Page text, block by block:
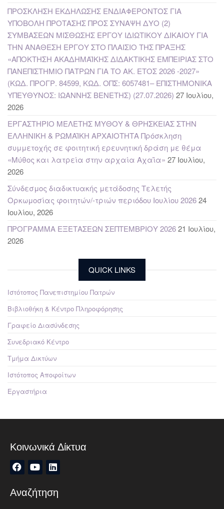
ΠΡΟΣΚΛΗΣΗ ΕΚΔΗΛΩΣΗΣ ΕΝΔΙΑΦΕΡΟΝΤΟΣ ΓΙΑ
ΥΠΟΒΟΛΗ ΠΡΟΤΑΣΗΣ ΠΡΟΣ ΣΥΝΑΨΗ ΔΥΟ (2)
ΣΥΜΒΑΣΕΩΝ ΜΙΣΘΩΣΗΣ ΕΡΓΟΥ ΙΔΙΩΤΙΚΟΥ ΔΙΚΑΙΟΥ ΓΙΑ
ΤΗΝ ΑΝΑΘΕΣΗ ΕΡΓΟΥ ΣΤΟ ΠΛΑΙΣΙΟ ΤΗΣ ΠΡΑΞΗΣ
«ΑΠΟΚΤΗΣΗ ΑΚΑΔΗΜΑΪΚΗΣ ΔΙΔΑΚΤΙΚΗΣ ΕΜΠΕΙΡΙΑΣ ΣΤΟ
ΠΑΝΕΠΙΣΤΗΜΙΟ ΠΑΤΡΩΝ ΓΙΑ ΤΟ ΑΚ. ΕΤΟΣ 2026 -2027»
(ΚΩΔ. ΠΡΟΓΡ. 84599, ΚΩΔ. ΟΠΣ: 6057481– ΕΠΙΣΤΗΜΟΝΙΚΑ
ΥΠΕΥΘΥΝΟΣ: ΙΩΑΝΝΗΣ ΒΕΝΕΤΗΣ) (27.07.2026) 27 Ιουλίου,
2026
ΕΡΓΑΣΤΗΡΙΟ ΜΕΛΕΤΗΣ ΜΥΘΟΥ & ΘΡΗΣΚΕΙΑΣ ΣΤΗΝ
ΕΛΛΗΝΙΚΗ & ΡΩΜΑΪΚΗ ΑΡΧΑΙΟΤΗΤΑ Πρόσκληση
συμμετοχής σε φοιτητική ερευνητική δράση με θέμα
«Μύθος και λατρεία στην αρχαία Αχαΐα» 27 Ιουλίου,
2026
Σύνδεσμος διαδικτυακής μετάδοσης Τελετής
Ορκωμοσίας φοιτητών/-τριών περιόδου Ιουλίου 202624
Ιουλίου, 2026
ΠΡΟΓΡΑΜΜΑ ΕΞΕΤΑΣΕΩΝ ΣΕΠΤΕΜΒΡΙΟΥ 202621 Ιουλίου,
2026
QUICK LINKS
Ιστότοπος Πανεπιστημίου Πατρών
Βιβλιοθήκη & Κέντρο Πληροφόρησης
Γραφείο Διασύνδεσης
Συνεδριακό Κέντρο
Τμήμα Δικτύων
Ιστότοπος Αποφοίτων
Εργαστήρια
Κοινωνικά Δίκτυα
Αναζήτηση